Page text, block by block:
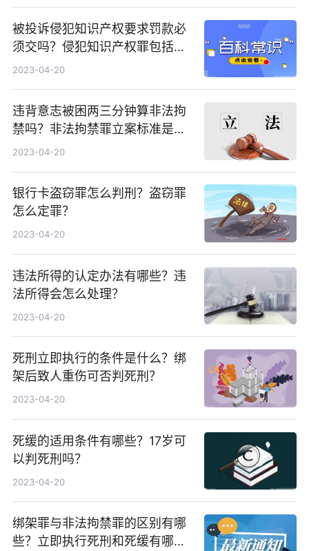
被投诉侵犯知识产权要求罚款必
须交吗？侵犯知识产权罪包括哪
些？
2023-04-20
违背意志被困两三分钟算非法拘
禁吗？非法拘禁罪立案标准是怎
么样的？
2023-04-20
银行卡盗窃罪怎么判刑？盗窃罪
怎么定罪？
2023-04-20
违法所得的认定办法有哪些？违
法所得会怎么处理？
2023-04-20
死刑立即执行的条件是什么？绑
架后致人重伤可否判死刑？
2023-04-20
死缓的适用条件有哪些？17岁可
以判死刑吗？
2023-04-20
绑架罪与非法拘禁罪的区别有哪
些？立即执行死刑和死缓有哪些